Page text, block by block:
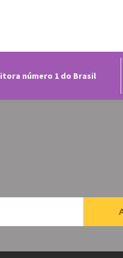
número 1 do Brasil